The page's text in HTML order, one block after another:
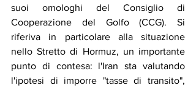
suoi omologhi del Consiglio di
Cooperazione del Golfo (CCG). Si
riferiva in particolare alla situazione
nello Stretto di Hormuz, un importante
punto di contesa: l'Iran sta valutando
l'ipotesi di imporre "tasse di transito",